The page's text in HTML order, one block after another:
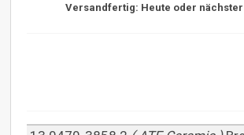
Versandfertig: Heute oder nächster